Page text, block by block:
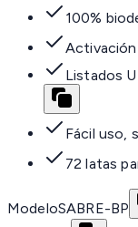
100%
Listados
Fácil uso,
72 latas
ModeloSABRE-BP